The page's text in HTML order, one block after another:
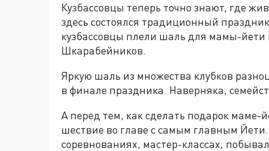
Кузбассовцы теперь точно знают, где
здесь состоялся традиционный
кузбассовцы плели шаль для мамы-йети
Шкарабейников.
Яркую шаль из множества клубков
в финале праздника. Наверняка,
А перед тем, как сделать подарок маме-
шествие во главе с самым главным
соревнованиях, мастер-классах,